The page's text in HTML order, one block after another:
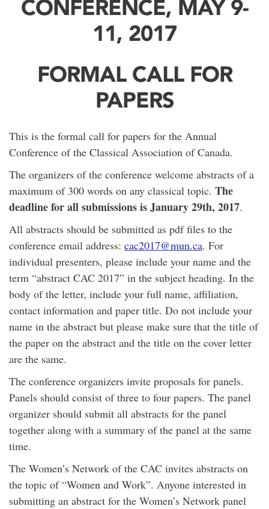
CONFERENCE, MAY 9-
11, 2017
FORMAL CALL FOR
PAPERS
This is the formal call for papers for the Annual
Conference of the Classical Association of Canada.
The organizers of the conference welcome abstracts of a
maximum of 300 words on any classical topic. The
deadline for all submissions is January 29th, 2017.
All abstracts should be submitted as pdf files to the
conference email address: cac2017@mun.ca. For
individual presenters, please include your name and the
term “abstract CAC 2017” in the subject heading. In the
body of the letter, include your full name, affiliation,
contact information and paper title. Do not include your
name in the abstract but please make sure that the title of
the paper on the abstract and the title on the cover letter
are the same.
The conference organizers invite proposals for panels.
Panels should consist of three to four papers. The panel
organizer should submit all abstracts for the panel
together along with a summary of the panel at the same
time.
The Women’s Network of the CAC invites abstracts on
the topic of “Women and Work”. Anyone interested in
submitting an abstract for the Women’s Network panel